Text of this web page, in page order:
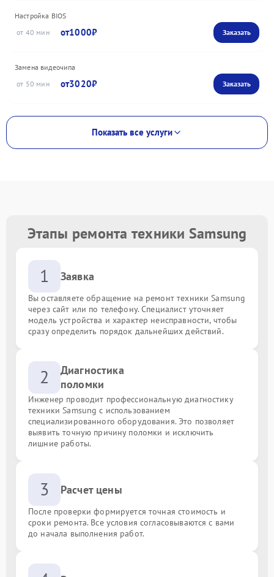
Настройка BIOS
40
1000
Замена видеочипа
50
3020
Показать все услуги
Этапы ремонта техники Samsung
1 Заявка
Вы оставляете обращение на ремонт техники Samsung
через сайт или по телефону. Специалист уточняет
модель устройства и характер неисправности, чтобы
сразу определить порядок дальнейших действий.
2
Диагностика
поломки
Инженер проводит профессиональную диагностику
техники Samsung с использованием
специализированного оборудования. Это позволяет
выявить точную причину поломки и исключить
лишние работы.
3 Расчет цены
После проверки формируется точная стоимость и
сроки ремонта. Все условия согласовываются с вами
до начала выполнения работ.